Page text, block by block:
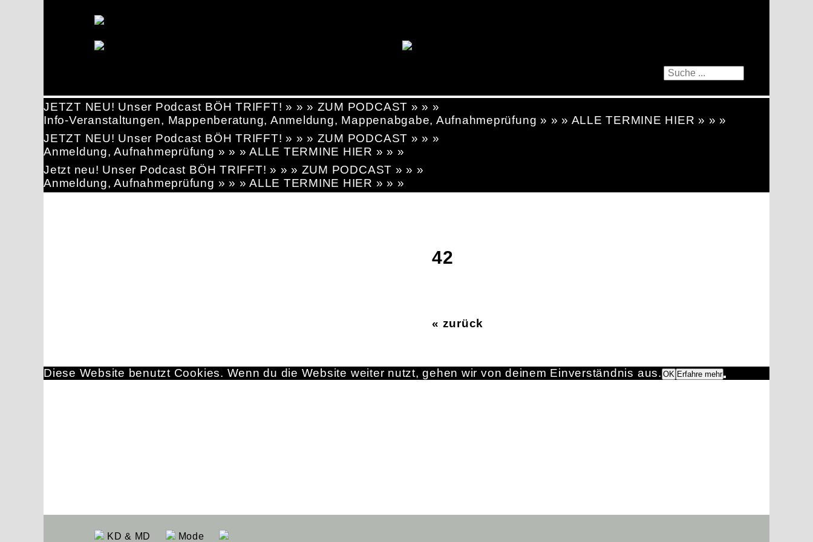
JETZT NEU! Unser Podcast BÖH TRIFFT! » » » ZUM PODCAST » » »
Info-Veranstaltungen, Mappenberatung, Anmeldung, Mappenabgabe, Aufnahmeprüfung » » » ALLE TERMINE HIER » » »
JETZT NEU! Unser Podcast BÖH TRIFFT! » » » ZUM PODCAST » » »
Anmeldung, Aufnahmeprüfung » » » ALLE TERMINE HIER » » »
Jetzt neu! Unser Podcast BÖH TRIFFT! » » » ZUM PODCAST » » »
Anmeldung, Aufnahmeprüfung » » » ALLE TERMINE HIER » » »
42
« zurück
KD & MD Mode
Diese Website benutzt Cookies. Wenn du die Website weiter nutzt, gehen wir von deinem Einverständnis aus. OK Erfahre mehr